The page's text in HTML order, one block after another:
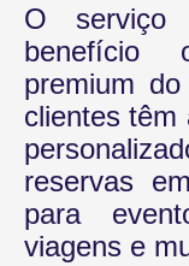
O serviço
benefício
premium
clientes têm
reservas
para
viagens e